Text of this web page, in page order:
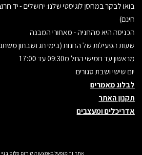
חינם)
הכניסה היא מהחניה - מאחורי המבנה
שעות הפעילות של החנות (בימי חג ושבתון
מראשון עד חמישי החל מ09:30 עד 17:00
יום שישי ושבת סגורים
לבלוג מאמרים
תקנון האתר
אדריכלים ומעצבים
אתר זה מופעל באמצעות קידום פלוס